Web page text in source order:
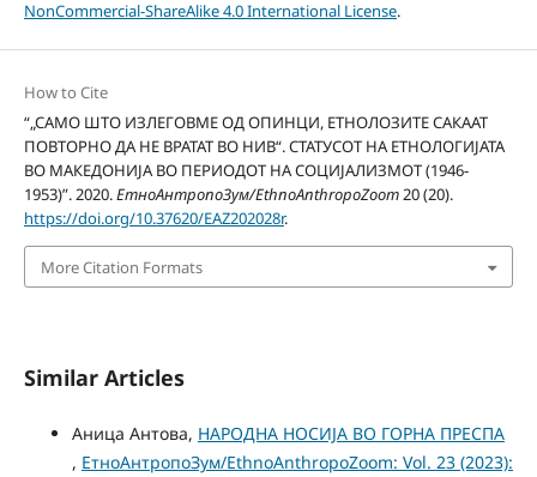
NonCommercial-ShareAlike 4.0 International License.
How to Cite
“„САМО ШТО ИЗЛЕГОВМЕ ОД ОПИНЦИ, ЕТНОЛОЗИТЕ САКААТ
ПОВТОРНО ДА НЕ ВРАТАТ ВО НИВ“. СТАТУСОТ НА ЕТНОЛОГИЈАТА
ВО МАКЕДОНИЈА ВО ПЕРИОДОТ НА СОЦИЈАЛИЗМОТ (1946-
1953)”. 2020.ЕтноАнтропоЗум/EthnoAnthropoZoom20 (20).
https://doi.org/10.37620/EAZ202028r.
More Citation Formats
Similar Articles
Аница Антова, НАРОДНА НОСИЈА ВО ГОРНА ПРЕСПА
, ЕтноАнтропоЗум/EthnoAnthropoZoom: Vol. 23 (2023):